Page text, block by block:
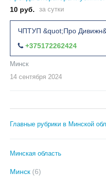
10 руб.
за сутки
ЧПТУП &quot;Про
+375172262424
Минск
14 сентября 2024
Главные рубрики в Минской
Минская область
Минск (6)